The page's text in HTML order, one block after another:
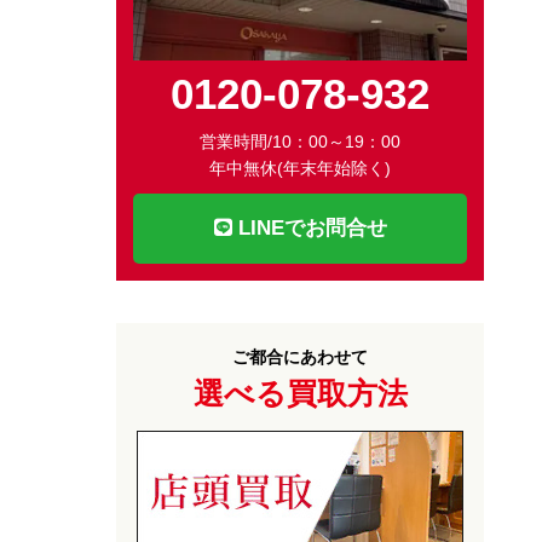
0120-078-932
営業時間/10：00～19：00
年中無休(年末年始除く)
LINEでお問合せ
ご都合にあわせて
選べる買取方法